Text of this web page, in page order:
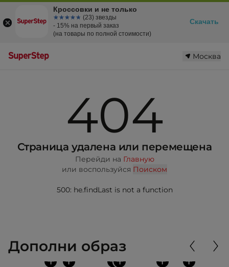
Москва
404
Страница удалена или перемещена
Перейди на Главную
или воспользуйся Поиском
500: he.findLast is not a function
Дополни образ
+
+
+ + +
+
Кроссовки и не только
☆☆☆☆☆
★★★★★ (23) звезды
- 15% на первый заказ
(на товары по полной стоимости)
Скачать